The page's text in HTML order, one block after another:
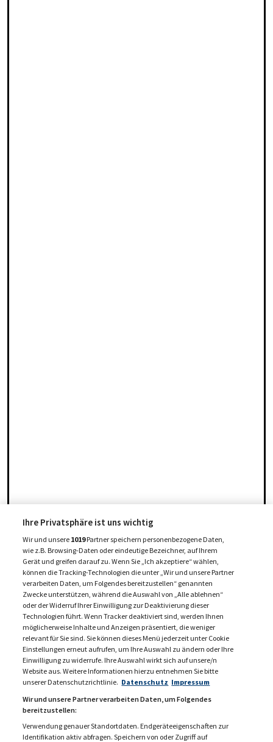
Ihre Privatsphäre ist uns wichtig
Wir und unsere 1019Partner speichern personenbezogene Daten,
wie z.B. Browsing-Daten oder eindeutige Bezeichner, auf Ihrem
Gerät und greifen darauf zu. Wenn Sie „Ich akzeptiere“ wählen,
können die Tracking-Technologien die unter „Wir und unsere Partner
verarbeiten Daten, um Folgendes bereitzustellen“ genannten
Zwecke unterstützen, während die Auswahl von „Alle ablehnen“
oder der Widerruf Ihrer Einwilligung zur Deaktivierung dieser
Technologien führt. Wenn Tracker deaktiviert sind, werden Ihnen
möglicherweise Inhalte und Anzeigen präsentiert, die weniger
relevant für Sie sind. Sie können dieses Menü jederzeit unter Cookie
Einstellungen erneut aufrufen, um Ihre Auswahl zu ändern oder Ihre
Einwilligung zu widerrufe. Ihre Auswahl wirkt sich auf unsere/n
Website aus. Weitere Informationen hierzu entnehmen Sie bitte
unserer Datenschutzrichtlinie. Datenschutz Impressum
Wir und unsere Partner verarbeiten Daten, um Folgendes
bereitzustellen:
Verwendung genauer Standortdaten. Endgeräteeigenschaften zur
Identifikation aktiv abfragen. Speichern von oder Zugriff auf